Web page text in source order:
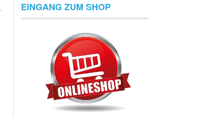
EINGANG ZUM SHOP